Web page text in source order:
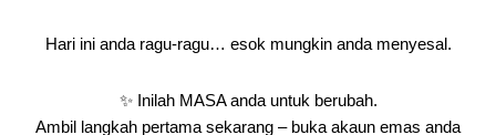
Hari ini anda ragu-ragu… esok mungkin anda menyesal.
✨ Inilah MASA anda untuk berubah.
Ambil langkah pertama sekarang – buka akaun emas anda